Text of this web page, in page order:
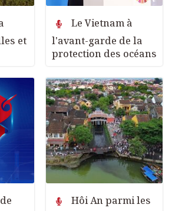
et
Le Vietnam à
l'avant-garde de la
protection des océans
Hôi An parmi les